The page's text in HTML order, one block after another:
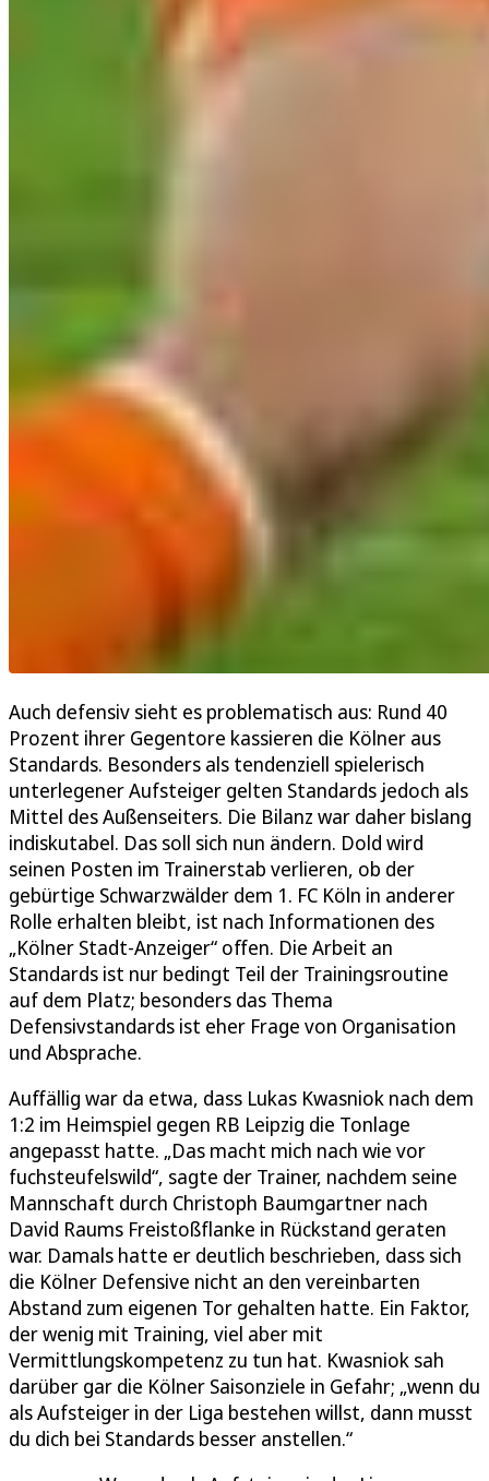
Auch defensiv sieht es problematisch aus: Rund 40
Prozent ihrer Gegentore kassieren die Kölner aus
Standards. Besonders als tendenziell spielerisch
unterlegener Aufsteiger gelten Standards jedoch als
Mittel des Außenseiters. Die Bilanz war daher bislang
indiskutabel. Das soll sich nun ändern. Dold wird
seinen Posten im Trainerstab verlieren, ob der
gebürtige Schwarzwälder dem 1. FC Köln in anderer
Rolle erhalten bleibt, ist nach Informationen des
„Kölner Stadt-Anzeiger“ offen. Die Arbeit an
Standards ist nur bedingt Teil der Trainingsroutine
auf dem Platz; besonders das Thema
Defensivstandards ist eher Frage von Organisation
und Absprache.
Auffällig war da etwa, dass Lukas Kwasniok nach dem
1:2 im Heimspiel gegen RB Leipzig die Tonlage
angepasst hatte. „Das macht mich nach wie vor
fuchsteufelswild“, sagte der Trainer, nachdem seine
Mannschaft durch Christoph Baumgartner nach
David Raums Freistoßflanke in Rückstand geraten
war. Damals hatte er deutlich beschrieben, dass sich
die Kölner Defensive nicht an den vereinbarten
Abstand zum eigenen Tor gehalten hatte. Ein Faktor,
der wenig mit Training, viel aber mit
Vermittlungskompetenz zu tun hat. Kwasniok sah
darüber gar die Kölner Saisonziele in Gefahr; „wenn du
als Aufsteiger in der Liga bestehen willst, dann musst
du dich bei Standards besser anstellen.“